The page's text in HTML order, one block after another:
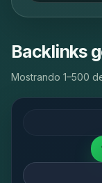
Backlinks
Mostrando 1–500